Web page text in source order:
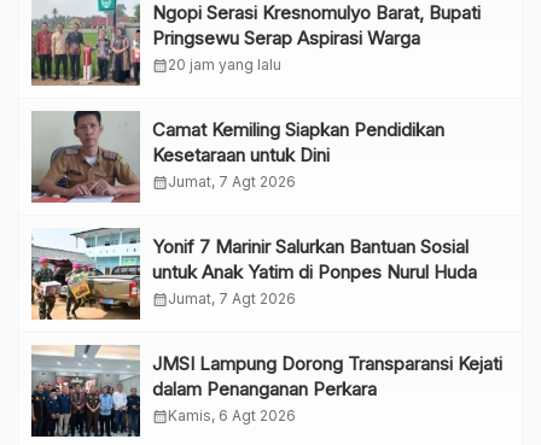
Ngopi Serasi Kresnomulyo Barat, Bupati
Pringsewu Serap Aspirasi Warga
calendar_month20 jam yang lalu
Camat Kemiling Siapkan Pendidikan
Kesetaraan untuk Dini
calendar_monthJumat, 7 Agt 2026
Yonif 7 Marinir Salurkan Bantuan Sosial
untuk Anak Yatim di Ponpes Nurul Huda
calendar_monthJumat, 7 Agt 2026
JMSI Lampung Dorong Transparansi Kejati
dalam Penanganan Perkara
calendar_monthKamis, 6 Agt 2026